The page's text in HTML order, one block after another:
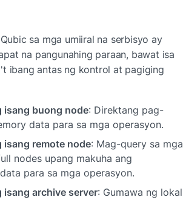
sa mga umiiral na serbisyo ay
na pangunahing paraan, bawat isa
ibang antas ng kontrol at pagiging
isang buong node: Direktang pag-
data para sa mga operasyon.
isang remote node: Mag-query sa mga
nodes upang makuha ang
para sa mga operasyon.
isang archive server: Gumawa ng lokal